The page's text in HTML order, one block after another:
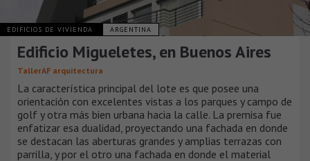
EDIFICIOS DE VIVIENDA ARGENTINA
Edificio Migueletes, en Buenos Aires
TallerAF arquitectura
La característica principal del lote es que posee una
orientación con excelentes vistas a los parques y campo de
golf y otra más bien urbana hacia la calle. La premisa fue
enfatizar esa dualidad, proyectando una fachada en donde
se destacan las aberturas grandes y amplias terrazas con
parrilla, y por el otro una fachada en donde el material